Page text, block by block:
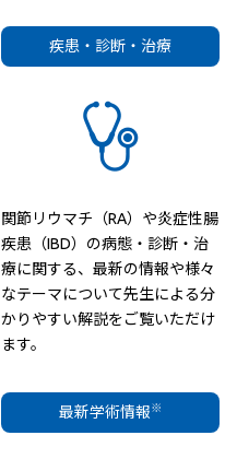
疾患・診断・治療
関節リウマチ（RA）や炎症性腸
疾患（IBD）の病態・診断・治
療に関する、最新の情報や様々
なテーマについて先生による分
かりやすい解説をご覧いただけ
ます。
最新学術情報※